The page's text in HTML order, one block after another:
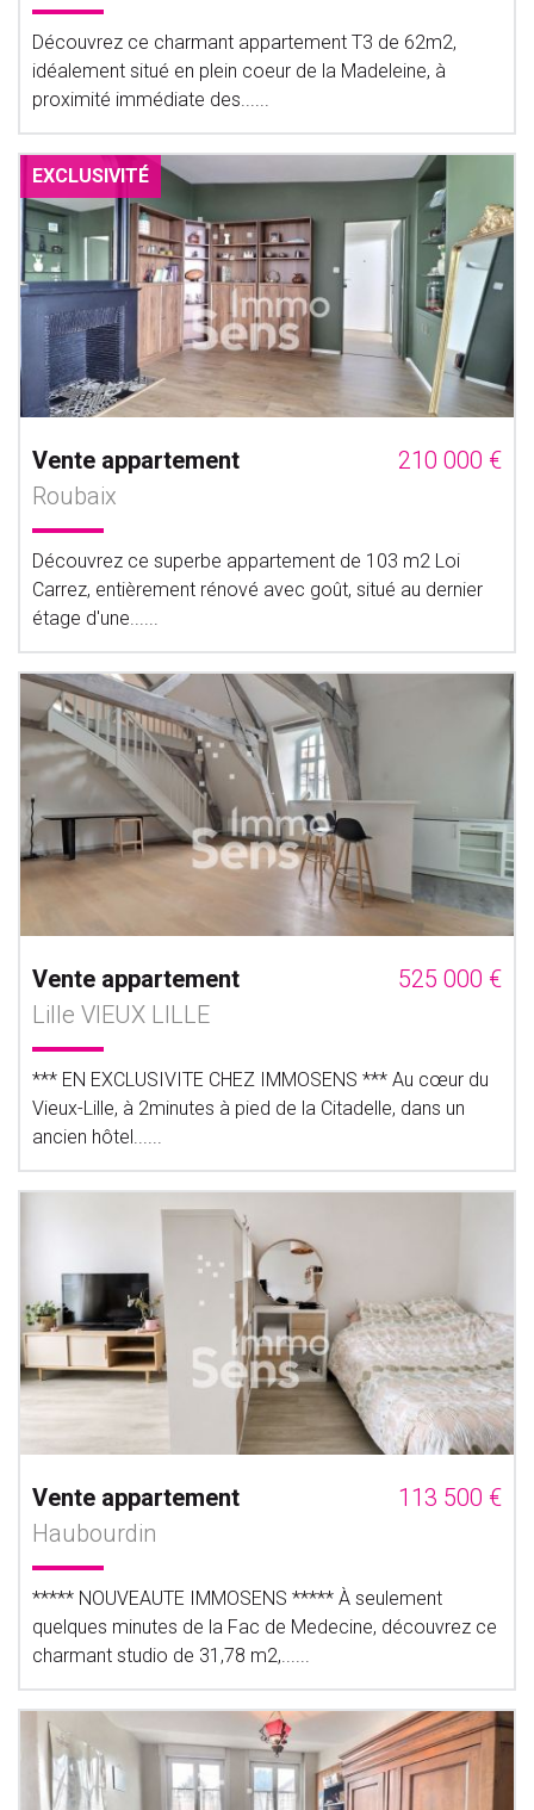
Découvrez ce charmant appartement T3 de 62m2,
idéalement situé en plein coeur de la Madeleine, à
proximité immédiate des......
EXCLUSIVITÉ
Vente appartement
210 000 €
Roubaix
Découvrez ce superbe appartement de 103 m2 Loi
Carrez, entièrement rénové avec goût, situé au dernier
étage d'une......
Vente appartement
525 000 €
Lille VIEUX LILLE
*** EN EXCLUSIVITE CHEZ IMMOSENS *** Au cœur du
Vieux-Lille, à 2minutes à pied de la Citadelle, dans un
ancien hôtel......
Vente appartement
113 500 €
Haubourdin
***** NOUVEAUTE IMMOSENS ***** À seulement
quelques minutes de la Fac de Medecine, découvrez ce
charmant studio de 31,78 m2,......